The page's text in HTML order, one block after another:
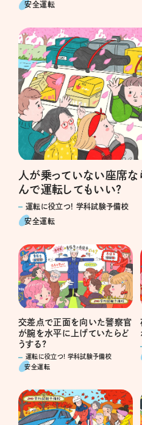
安全運転
人が乗っていない座席な
んで運転してもいい?
運転に役立つ! 学科試験予備校
安全運転
交差点で正面を向いた警察官
が腕を水平に上げていたらど
うする?
運転に役立つ! 学科試験予備校
安全運転